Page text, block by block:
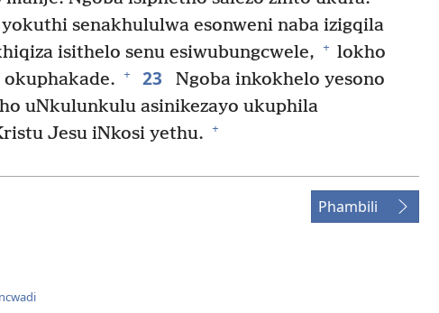
senakhululwa esonweni naba izigqila
isithelo senu esiwubungcwele,
+ lokho
+ 23
Ngoba inkokhelo yesono
uNkulunkulu asinikezayo ukuphila
Jesu iNkosi yethu. +
Phambili